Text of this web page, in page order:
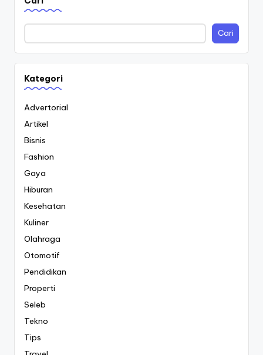
Cari
Kategori
Advertorial
Artikel
Bisnis
Fashion
Gaya
Hiburan
Kesehatan
Kuliner
Olahraga
Otomotif
Pendidikan
Properti
Seleb
Tekno
Tips